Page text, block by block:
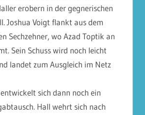
erobern in der gegnerischen
Joshua Voigt flankt aus dem
Sechzehner, wo Azad Toptik an
Sein Schuss wird noch leicht
landet zum Ausgleich im Netz
sich dann noch ein
Hall wehrt sich nach